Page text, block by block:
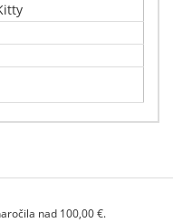
pišejo ocene.
nad 100,00 €.